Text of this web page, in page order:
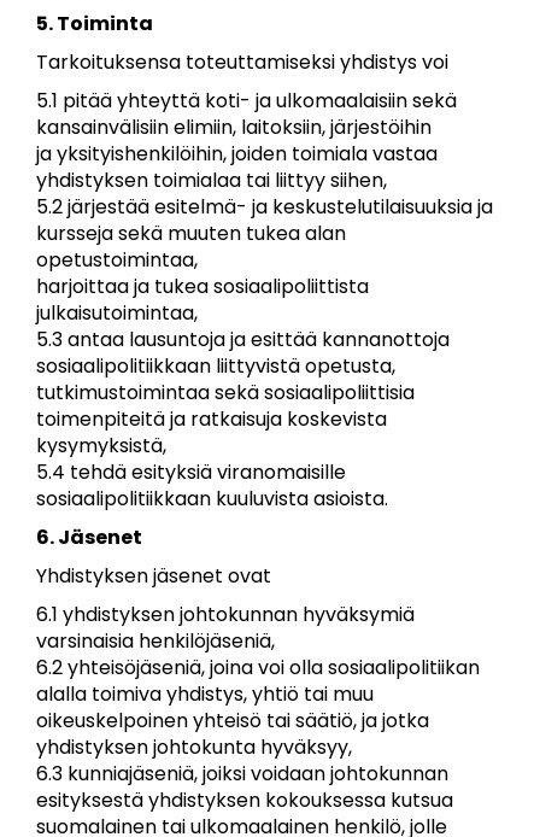
5. Toiminta
Tarkoituksensa toteuttamiseksi yhdistys voi
5.1 pitää yhteyttä koti- ja ulkomaalaisiin sekä
kansainvälisiin elimiin, laitoksiin, järjestöihin
ja yksityishenkilöihin, joiden toimiala vastaa
yhdistyksen toimialaa tai liittyy siihen,
5.2 järjestää esitelmä- ja keskustelutilaisuuksia ja
kursseja sekä muuten tukea alan
opetustoimintaa,
harjoittaa ja tukea sosiaalipoliittista
julkaisutoimintaa,
5.3 antaa lausuntoja ja esittää kannanottoja
sosiaalipolitiikkaan liittyvistä opetusta,
tutkimustoimintaa sekä sosiaalipoliittisia
toimenpiteitä ja ratkaisuja koskevista
kysymyksistä,
5.4 tehdä esityksiä viranomaisille
sosiaalipolitiikkaan kuuluvista asioista.
6. Jäsenet
Yhdistyksen jäsenet ovat
6.1 yhdistyksen johtokunnan hyväksymiä
varsinaisia henkilöjäseniä,
6.2 yhteisöjäseniä, joina voi olla sosiaalipolitiikan
alalla toimiva yhdistys, yhtiö tai muu
oikeuskelpoinen yhteisö tai säätiö, ja jotka
yhdistyksen johtokunta hyväksyy,
6.3 kunniajäseniä, joiksi voidaan johtokunnan
esityksestä yhdistyksen kokouksessa kutsua
suomalainen tai ulkomaalainen henkilö, jolle